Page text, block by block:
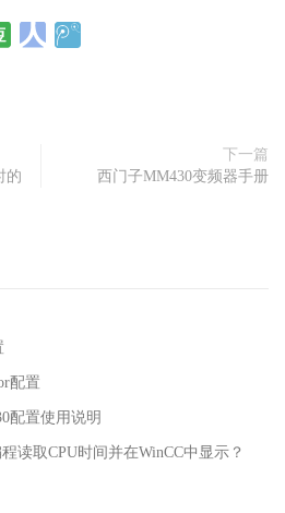
的
下一篇
西门子MM430变频器手册
配置
配置使用说明
读取CPU时间并在WinCC中显示？